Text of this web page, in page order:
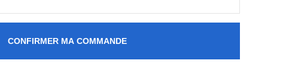
CONFIRMER MA COMMANDE